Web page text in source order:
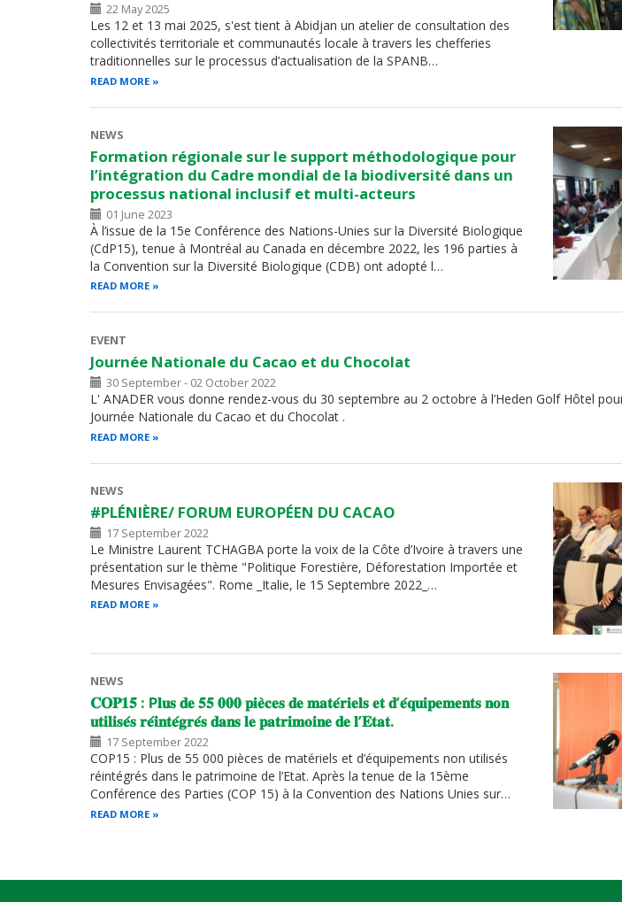
22 May 2025
Les 12 et 13 mai 2025, s'est tient à Abidjan un atelier de consultation des
collectivités territoriale et communautés locale à travers les chefferies
traditionnelles sur le processus d’actualisation de la SPANB…
READ MORE
NEWS
Formation régionale sur le support méthodologique pour
l’intégration du Cadre mondial de la biodiversité dans un
processus national inclusif et multi-acteurs
01 June 2023
À l’issue de la 15e Conférence des Nations-Unies sur la Diversité Biologique
(CdP15), tenue à Montréal au Canada en décembre 2022, les 196 parties à
la Convention sur la Diversité Biologique (CDB) ont adopté l…
READ MORE
EVENT
Journée Nationale du Cacao et du Chocolat
30 September - 02 October 2022
L' ANADER vous donne rendez-vous du 30 septembre au 2 octobre à l’Heden Golf Hôtel
Journée Nationale du Cacao et du Chocolat .
READ MORE
NEWS
#PLÉNIÈRE/ FORUM EUROPÉEN DU CACAO
17 September 2022
Le Ministre Laurent TCHAGBA porte la voix de la Côte d’Ivoire à travers une
présentation sur le thème "Politique Forestière, Déforestation Importée et
Mesures Envisagées". Rome _Italie, le 15 Septembre 2022_…
READ MORE
NEWS
𝐂𝐎𝐏𝟏𝟓 : P𝐥𝐮𝐬 𝐝𝐞 𝟓𝟓 𝟎𝟎𝟎 𝐩𝐢𝐞̀𝐜𝐞𝐬 𝐝𝐞 𝐦𝐚𝐭𝐞́𝐫𝐢𝐞𝐥𝐬 𝐞𝐭 𝐝’𝐞́𝐪𝐮𝐢𝐩𝐞𝐦𝐞𝐧𝐭𝐬 𝐧𝐨𝐧
𝐮𝐭𝐢𝐥𝐢𝐬𝐞́𝐬 𝐫𝐞́𝐢𝐧𝐭𝐞́𝐠𝐫𝐞́𝐬 𝐝𝐚𝐧𝐬 𝐥𝐞 𝐩𝐚𝐭𝐫𝐢𝐦𝐨𝐢𝐧𝐞 𝐝𝐞 𝐥’𝐄𝐭𝐚𝐭.
17 September 2022
COP15 : Plus de 55 000 pièces de matériels et d’équipements non utilisés
réintégrés dans le patrimoine de l’Etat. Après la tenue de la 15ème
Conférence des Parties (COP 15) à la Convention des Nations Unies sur…
READ MORE